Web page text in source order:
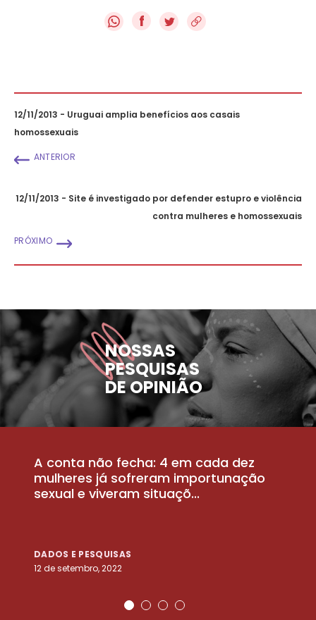
f
12/11/2013 - Uruguai amplia benefícios aos casais
homossexuais
ANTERIOR
12/11/2013 - Site é investigado por defender estupro e violência
contra mulheres e homossexuais
PRÓXIMO
NOSSAS
PESQUISAS
DE OPINIÃO
A conta não fecha: 4 em cada dez
mulheres já sofreram importunação
sexual e viveram situaçõ...
DADOS E PESQUISAS
12 de setembro, 2022